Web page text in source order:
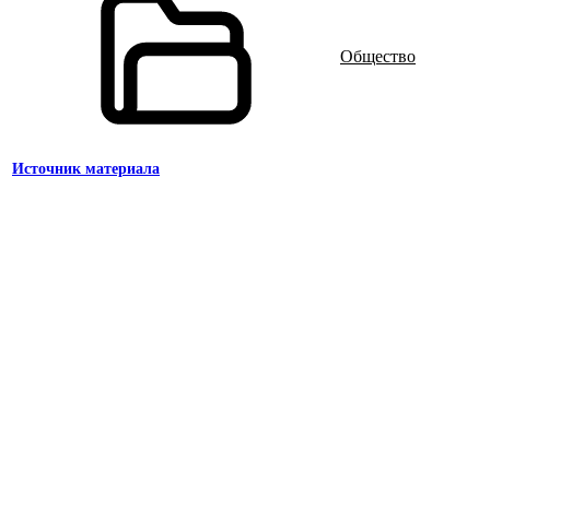
Общество
Источник материала